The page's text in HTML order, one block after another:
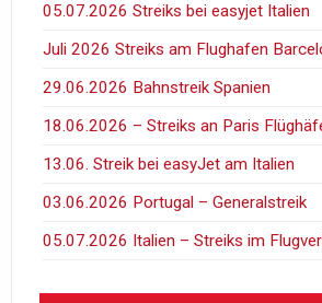
05.07.2026 Streiks bei easyjet Italien
Juli 2026 Streiks am Flughafen
29.06.2026 Bahnstreik Spanien
18.06.2026 – Streiks an Paris
13.06. Streik bei easyJet am Italien
03.06.2026 Portugal – Generalstreik
05.07.2026 Italien – Streiks im